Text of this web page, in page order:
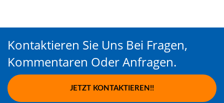
Kontaktieren Sie Uns Bei Fragen,
Kommentaren Oder Anfragen.
JETZT KONTAKTIEREN!!